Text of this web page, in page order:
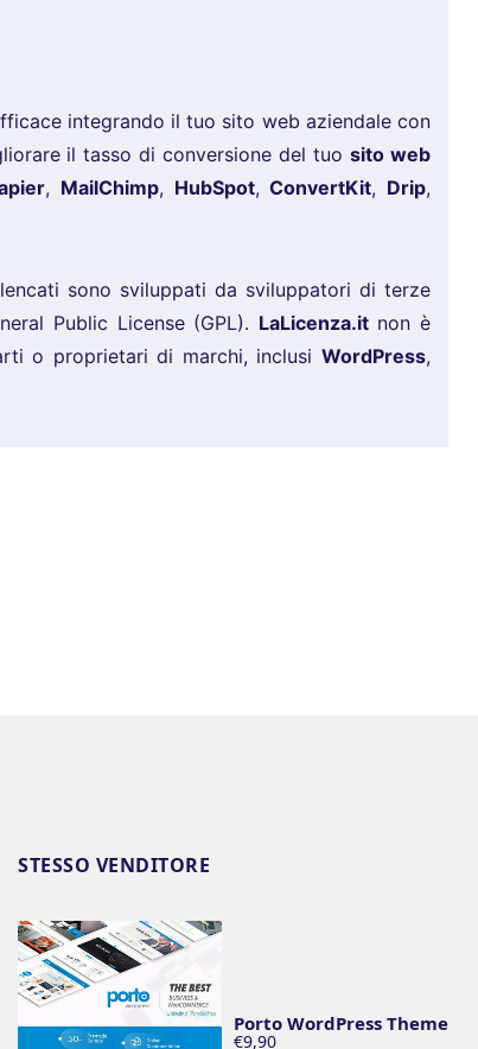
integrando il tuo sito web aziendale con
il tasso di conversione del tuosito web
, MailChimp, HubSpot,ConvertKit, Drip,
sono sviluppati da sviluppatori di terze
Public License (GPL). LaLicenza.itnon è
o proprietari di marchi, inclusi WordPress,
STESSO VENDITORE
Porto WordPress Theme
€9,90